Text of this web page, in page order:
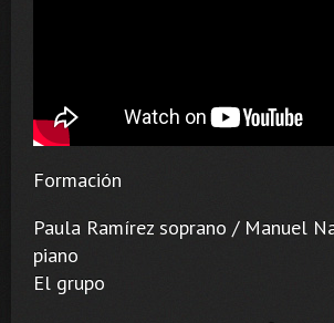
Formación
Paula Ramírez soprano / Manuel
piano
El grupo